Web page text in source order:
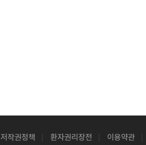
저작권정책 환자권리장전 이용약관